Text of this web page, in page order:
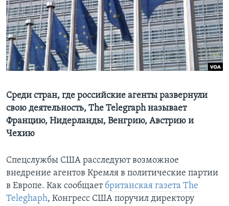
Learning English
СОЦИАЛЬНЫЕ СЕТИ
Языки
Среди стран, где российские агенты развернули
свою деятельность, The Telegraph называет
Францию, Нидерланды, Венгрию, Австрию и
Чехию
Спецслужбы США расследуют возможное
внедрение агентов Кремля в политические партии
в Европе. Как сообщает британская газета The
Teleghaph, Конгресс США поручил директору